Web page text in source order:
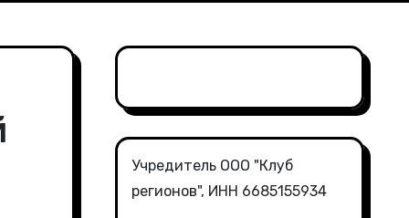
Учредитель ООО "Клуб
регионов", ИНН 6685155934